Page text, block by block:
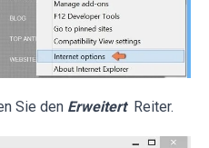
Sie den Erweitert Reiter.